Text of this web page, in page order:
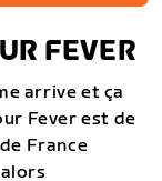
FEVER
arrive et ça
Fever est de
France